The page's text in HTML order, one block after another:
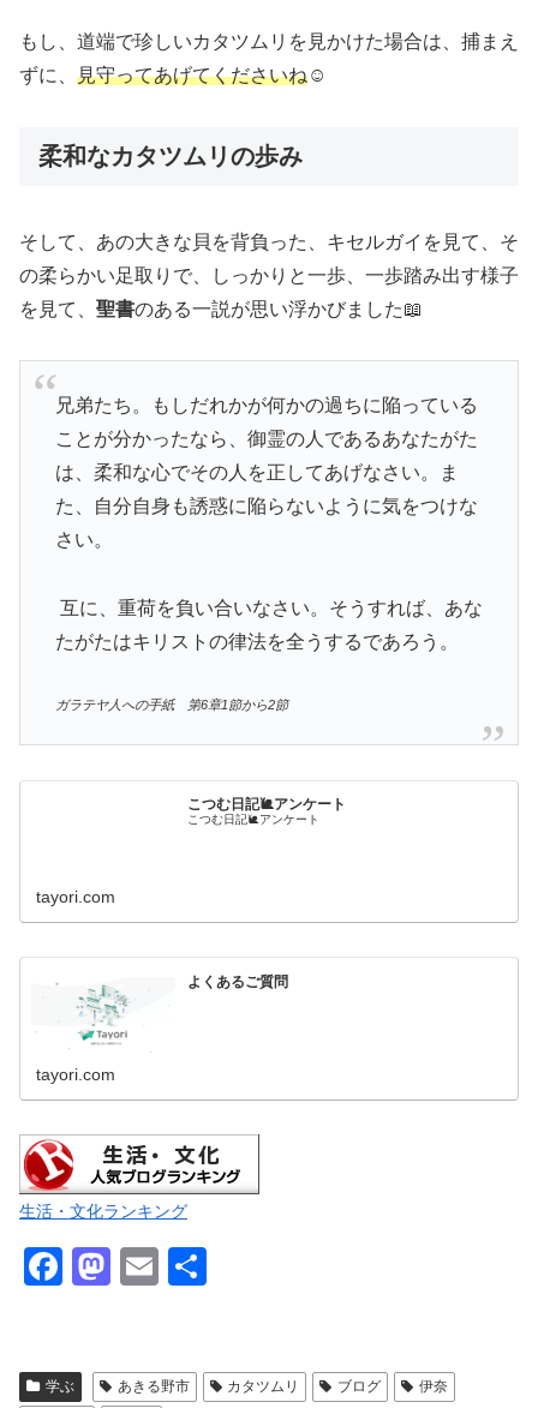
もし、道端で珍しいカタツムリを見かけた場合は、捕まえ
ずに、 見守ってあげてくださいね☺️
柔和なカタツムリの歩み
そして、あの大きな貝を背負った、キセルガイを見て、そ
の柔らかい足取りで、しっかりと一歩、一歩踏み出す様子
を見て、 聖書のある一説が思い浮かびました📖
兄弟たち。もしだれかが何かの過ちに陥っている
ことが分かったなら、御霊の人であるあなたがた
は、柔和な心でその人を正してあげなさい。ま
た、自分自身も誘惑に陥らないように気をつけな
さい。
互に、重荷を負い合いなさい。そうすれば、あな
たがたはキリストの律法を全うするであろう。
ガラテヤ人への手紙 第6章1節から2節
こつむ日記🐌アンケート
こつむ日記🐌アンケート
tayori.com
よくあるご質問
tayori.com
生活・文化ランキング
F
e
M
o
E
学ぶ あきる野市 カタツムリ ブログ 伊奈